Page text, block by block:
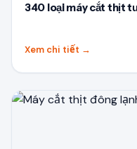
340 loại máy cắt thịt
Xem chi tiết →